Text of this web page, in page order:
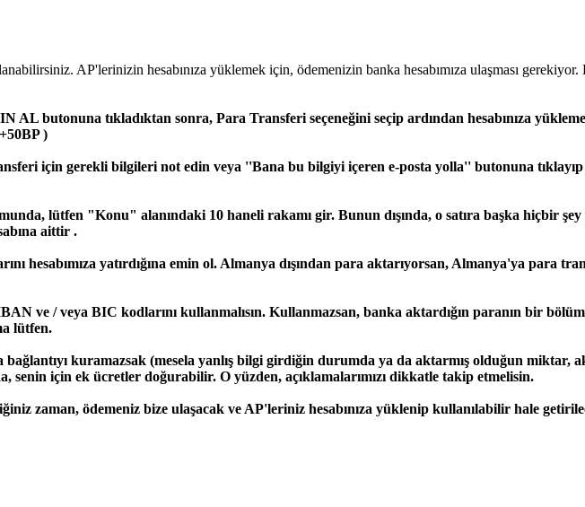
AP'lerinizin hesabınıza yüklemek için, ödemenizin banka hesabımıza ulaşması
AL butonuna tıkladıktan sonra, Para Transferi seçeneğini seçip ardından hesabınıza
)
için gerekli bilgileri not edin veya ''Bana bu bilgiyi içeren e-posta yolla'' butonuna
lütfen "Konu" alanındaki 10 haneli rakamı gir. Bunun dışında, o satıra başka hiçbir şey
aittir .
hesabımıza yatırdığına emin ol. Almanya dışından para aktarıyorsan, Almanya'ya para
ve / veya BIC kodlarını kullanmalısın. Kullanmazsan, banka aktardığın paranın bir
lütfen.
bağlantıyı kuramazsak (mesela yanlış bilgi girdiğin durumda ya da aktarmış olduğun miktar,
senin için ek ücretler doğurabilir. O yüzden, açıklamalarımızı dikkatle takip etmelisin.
zaman, ödemeniz bize ulaşacak ve AP'leriniz hesabınıza yüklenip kullanılabilir hale